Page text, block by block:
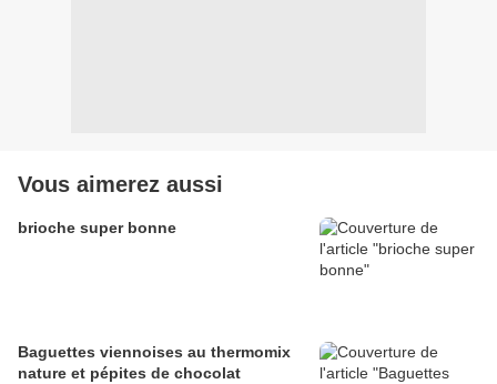
Vous aimerez aussi
brioche super bonne
Baguettes viennoises au thermomix
nature et pépites de chocolat